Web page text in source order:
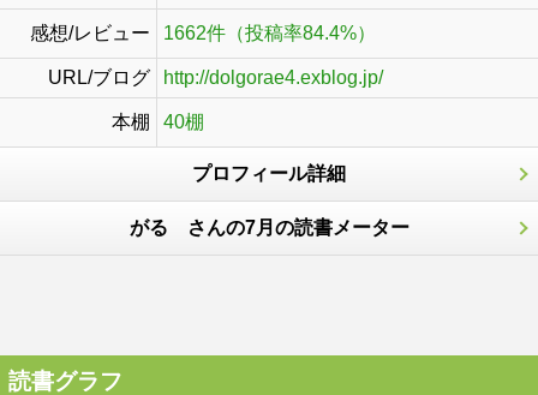
感想/レビュー 1662件（投稿率84.4%）
URL/ブログ http://dolgorae4.exblog.jp/
本棚 40棚
プロフィール詳細
がる さんの7月の読書メーター
読書グラフ